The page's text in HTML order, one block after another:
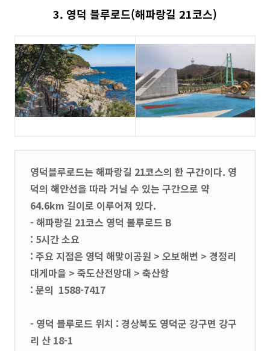
3. 영덕 블루로드(해파랑길 21코스)
영덕블루로드는 해파랑길 21코스의 한 구간이다. 영
덕의 해안선을 따라 거닐 수 있는 구간으로 약
64.6km 길이로 이루어져 있다.
- 해파랑길 21코스 영덕 블루로드 B
: 5시간 소요
: 주요 지점은 영덕 해맞이공원 > 오보해변 > 경정리
대게마을 > 죽도산전망대 > 축산항
: 문의 1588-7417
- 영덕 블루로드 위치 : 경상북도 영덕군 강구면 강구
리 산 18-1